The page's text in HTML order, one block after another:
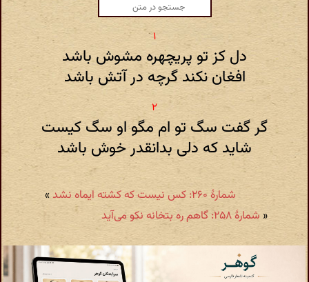
دل کز تو پریچهره مشوش باشد
افغان نکند گرچه در آتش باشد
گر گفت سگ تو ام مگو او سگ کیست
شاید که دلی بدانقدر خوش باشد
شمارهٔ ۲۶۰: کس نیست که کشته ایماه نشد
»
« شمارهٔ ۲۵۸: گاهم ره بتخانه نکو می‌آید